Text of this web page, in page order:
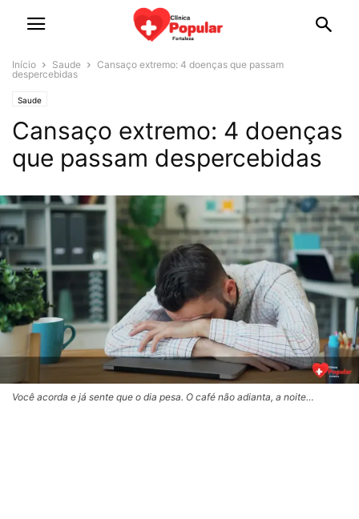
Início Saude
Cansaço extremo: 4 doenças que passam
despercebidas
Saude
Cansaço extremo: 4 doenças
que passam despercebidas
Você acorda e já sente que o dia pesa. O café não adianta, a noite…